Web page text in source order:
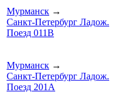
Мурманск →
Санкт-Петербург Ладож.
Поезд 011В
Мурманск →
Санкт-Петербург Ладож.
Поезд 201А